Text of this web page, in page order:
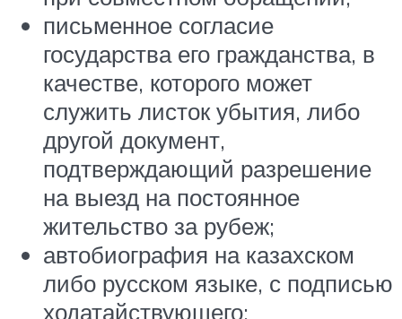
письменное согласие
государства его гражданства, в
качестве, которого может
служить листок убытия, либо
другой документ,
подтверждающий разрешение
на выезд на постоянное
жительство за рубеж;
автобиография на казахском
либо русском языке, с подписью
ходатайствующего;